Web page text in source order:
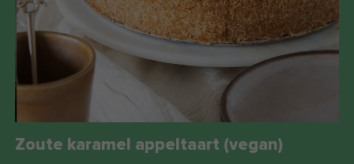
Zoute karamel appeltaart (vegan)